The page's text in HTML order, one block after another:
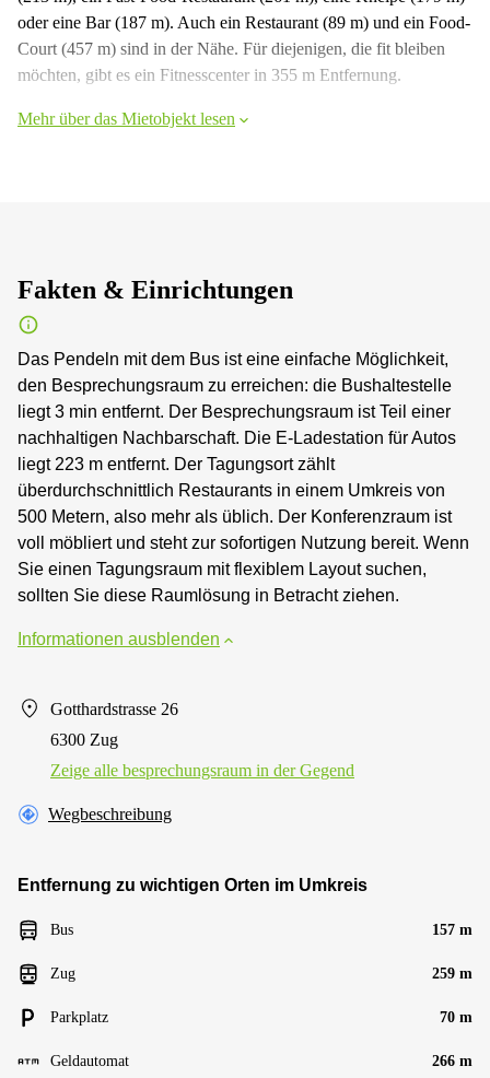
oder eine Bar (187 m). Auch ein Restaurant (89 m) und ein Food-
Court (457 m) sind in der Nähe. Für diejenigen, die fit bleiben
möchten, gibt es ein Fitnesscenter in 355 m Entfernung.
Mehr über das Mietobjekt lesen
Fakten & Einrichtungen
Das Pendeln mit dem Bus ist eine einfache Möglichkeit,
den Besprechungsraum zu erreichen: die Bushaltestelle
liegt 3 min entfernt. Der Besprechungsraum ist Teil einer
nachhaltigen Nachbarschaft. Die E-Ladestation für Autos
liegt 223 m entfernt. Der Tagungsort zählt
überdurchschnittlich Restaurants in einem Umkreis von
500 Metern, also mehr als üblich. Der Konferenzraum ist
voll möbliert und steht zur sofortigen Nutzung bereit. Wenn
Sie einen Tagungsraum mit flexiblem Layout suchen,
sollten Sie diese Raumlösung in Betracht ziehen.
Informationen ausblenden
Gotthardstrasse 26
6300 Zug
Zeige alle besprechungsraum in der Gegend
Wegbeschreibung
Entfernung zu wichtigen Orten im Umkreis
Bus 157 m
Zug 259 m
Parkplatz 70 m
Geldautomat 266 m